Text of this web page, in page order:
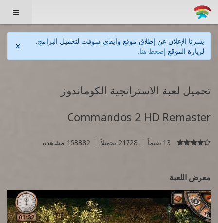

يسرنا الإعلان عن إطلاق موقع وايفاي سوفت لتحميل البرامج.
لزيارة الموقع إضعط هنا.
×
تحميل لعبة الاستراتجية الكوماندوز
Commandos 2 HD Remaster
 13 تقيماً 21728 تحميلاً 153382 مشاهدة
معرض اللعبة